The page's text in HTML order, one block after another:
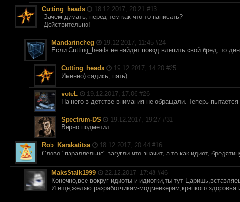
Cutting_heads 18.12.2017, 20:21 #13
-Зачем думать, перед тем как что то написать?
-Действительно!
Mandarincheg 19.12.2017, 11:45 #24
Если Cutting_heads не найдет повод влепить свой бред, то
Cutting_heads 19.12.2017, 14:20 #25
Именно) садись, пять)
voteL 19.12.2017, 17:06 #26
На него в детстве внимания не обращали. Теперь пытается
Spectrum-DS 19.12.2017, 19:27 #31
Верно подметил
Rob_Karakatitsa 18.12.2017, 20:44 #16
Слово "параллельно" загугли что значит, а то как идиот,
MaksStalk1999 22.12.2017, 17:48 #46
Конечно,все вокруг идиоты и идиотки,ты тут
И ещё,желаю разработчикам-модмейкерам,крепкого